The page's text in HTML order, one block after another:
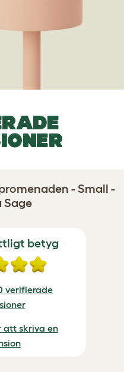
- Small -
Sage
betyg
verifierade
att skriva en